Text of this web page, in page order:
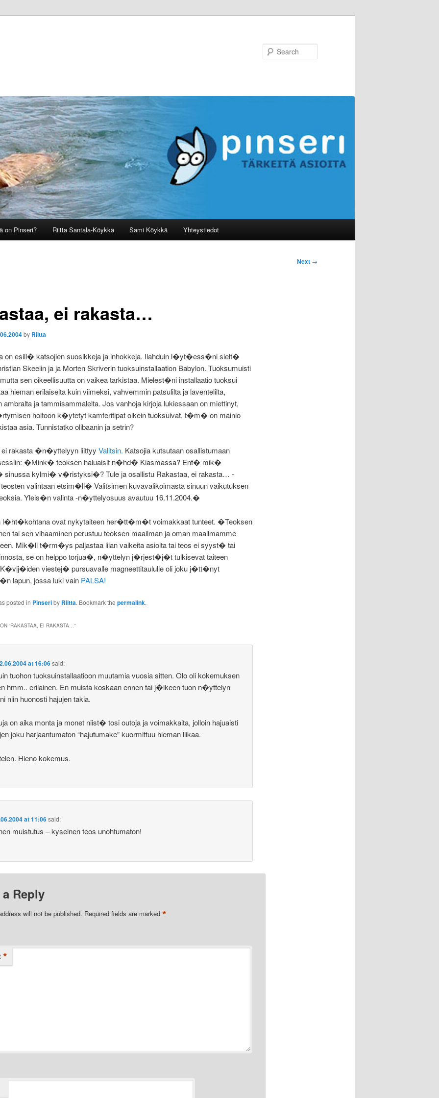
on Pinseri? Riitta Santala-Köykkä Sami Köykkä Yhteystiedot
Next →
ei rakasta…
by Riitta
on esill� katsojien suosikkeja ja inhokkeja. Ilahduin l�yt�ess�ni sielt�
Skeelin ja ja Morten Skriverin tuoksuinstallaation Babylon. Tuoksumuisti
sen oikeellisuutta on vaikea tarkistaa. Mielest�ni installaatio tuoksui
hieman erilaiselta kuin viimeksi, vahvemmin patsulilta ja laventelilta,
ambralta ja tammisammalelta. Jos vanhoja kirjoja lukiessaan on miettinyt,
hoitoon k�ytetyt kamferitipat oikein tuoksuivat, t�m� on mainio
asia. Tunnistatko olibaanin ja setrin?
ei rakasta �n�yttelyyn liittyy Valitsin. Katsojia kutsutaan osallistumaan
�Mink� teoksen haluaisit n�hd� Kiasmassa? Ent� mik�
kylmi� v�ristyksi�? Tule ja osallistu Rakastaa, ei rakasta… -
valintaan etsim�ll� Valitsimen kuvavalikoimasta sinuun vaikutuksen
Yleis�n valinta -n�yttelyosuus avautuu 16.11.2004.�
ovat nykytaiteen her�tt�m�t voimakkaat tunteet. �Teoksen
tai sen vihaaminen perustuu teoksen maailman ja oman maailmamme
Mik�li t�rm�ys paljastaa liian vaikeita asioita tai teos ei syyst� tai
se on helppo torjua�, n�yttelyn j�rjest�j�t tulkisevat taiteen
viestej� pursuavalle magneettitaululle oli joku j�tt�nyt
lapun, jossa luki vain PALSA!
posted in Pinseriby Riitta. Bookmark the permalink.
“RAKASTAA, EI RAKASTA… ”
2.06.2004 at 16:06said:
tuohon tuoksuinstallaatioon muutamia vuosia sitten. Olo oli kokemuksen
hmm.. erilainen. En muista koskaan ennen tai j�lkeen tuon n�yttelyn
niin huonosti hajujen takia.
on aika monta ja monet niist� tosi outoja ja voimakkaita, jolloin hajuaisti
joku harjaantumaton “hajutumake” kuormittuu hieman liikaa.
Hieno kokemus.
at 11:06said:
muistutus – kyseinen teos unohtumaton!
a Reply
will not be published. Required fields are marked *
*